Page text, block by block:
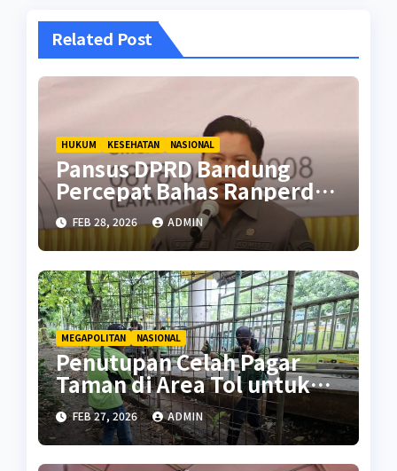
Related Post
HUKUM KESEHATAN NASIONAL
Pansus DPRD Bandung
Percepat Bahas Ranperda
Pencegahan Seks Berisiko
FEB 28, 2026 ADMIN
MEGAPOLITAN NASIONAL
Penutupan Celah Pagar
Taman di Area Tol untuk
Cegah Penyalahgunaan
FEB 27, 2026 ADMIN